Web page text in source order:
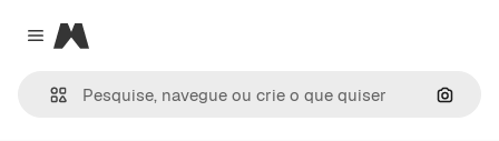
Close menu
Magnific